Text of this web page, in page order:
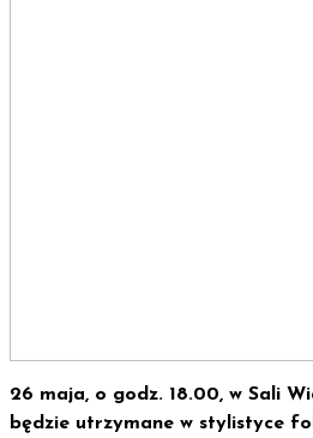
26 maja, o godz. 18.00, w Sali
będzie utrzymane w stylistyce